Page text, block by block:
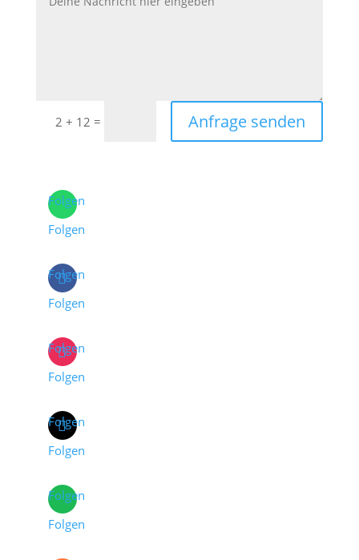
2 + 12 = Anfrage senden
Folgen
Folgen
Folgen
Folgen
Folgen
Folgen
Folgen
Folgen
Folgen
Folgen